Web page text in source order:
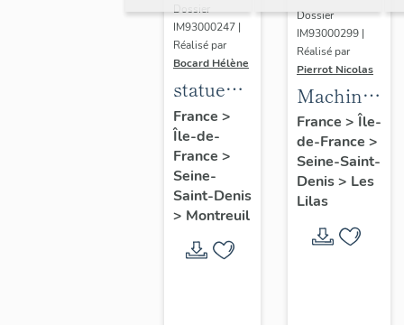
Dossier
IM93000247 |
Réalisé par
Bocard Hélène
statues
colossales
: le
discobole,
le
tennisman
France >
Île-de-
France >
Seine-
Saint-Denis
> Montreuil
Dossier
IM93000299 |
Réalisé par
Pierrot Nicolas
Machine
à
déchiqueter
et à
épurer
France > Île-
de-France >
Seine-Saint-
Denis> Les
Lilas